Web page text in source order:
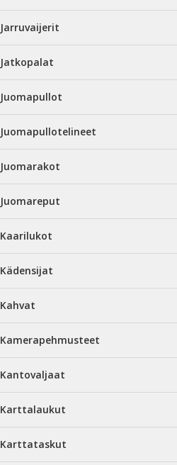
Jarruvaijerit
Jatkopalat
Juomapullot
Juomapullotelineet
Juomarakot
Juomareput
Kaarilukot
Kädensijat
Kahvat
Kamerapehmusteet
Kantovaljaat
Karttalaukut
Karttataskut